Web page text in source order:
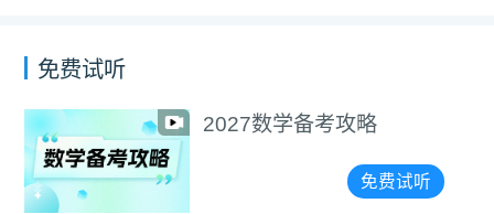
免费试听
免费试听
选择＞努力！